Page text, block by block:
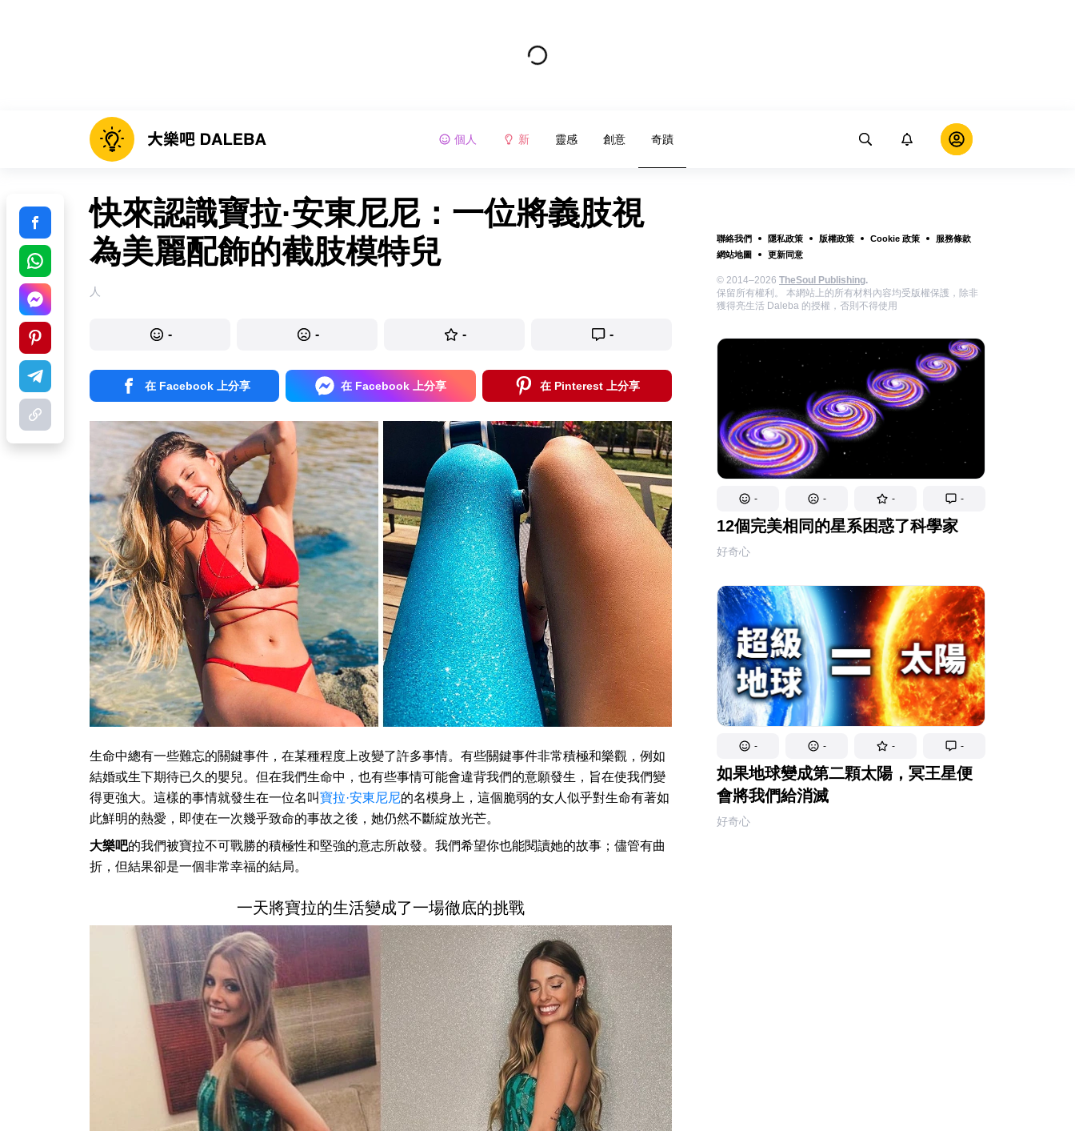
個人 新 靈感 創意 奇蹟
聯絡我們 隱私政策 版權政策 Cookie 政策
服務條款
網站地圖
更新同意
© 2014–2026 TheSoul Publishing.
保留所有權利。 本網站上的所有材料內容均受版權保護，除非
獲得亮生活 Daleba 的授權，否則不得使用
- - - -
12個完美相同的星系困惑了科學家
好奇心
- - - -
如果地球變成第二顆太陽，冥王星便
會將我們給消滅
好奇心
快來認識寶拉·安東尼尼：一位將義肢視
為美麗配飾的截肢模特兒
人
- - - -
在 Facebook 上分享 在 Facebook 上分享 在 Pinterest 上分享
生命中總有一些難忘的關鍵事件，在某種程度上改變了許多事情。有些關鍵事件非常積極和樂觀，例如
結婚或生下期待已久的嬰兒。但在我們生命中，也有些事情可能會違背我們的意願發生，旨在使我們變
得更強大。這樣的事情就發生在一位名叫寶拉·安東尼尼的名模身上，這個脆弱的女人似乎對生命有著如
此鮮明的熱愛，即使在一次幾乎致命的事故之後，她仍然不斷綻放光芒。
大樂吧的我們被寶拉不可戰勝的積極性和堅強的意志所啟發。我們希望你也能閱讀她的故事；儘管有曲
折，但結果卻是一個非常幸福的結局。
一天將寶拉的生活變成了一場徹底的挑戰